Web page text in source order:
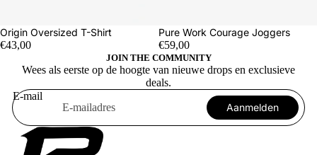
Origin Oversized T-Shirt
€43,00
Pure Work Courage Joggers
€59,00
JOIN THE COMMUNITY
Wees als eerste op de hoogte van nieuwe drops en exclusieve
deals.
E-mail
Aanmelden